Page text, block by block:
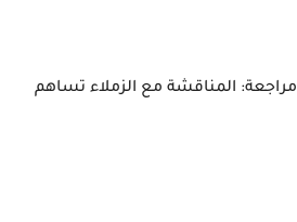
مراجعة: المناقشة مع الزملاء تساهم